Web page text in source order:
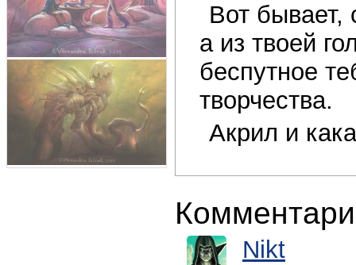
Вот бывает,
а из твоей
беспутное
творчества.
Акрил и
Nikt